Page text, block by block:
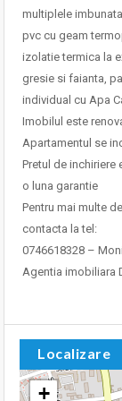
multiplele
pvc cu geam
izolatie termica la
gresie si faianta,
individual cu Apa
Imobilul este
Apartamentul se
Pretul de inchiriere
o luna garantie
Pentru mai multe
contacta la tel:
0746618328 –
Agentia imobiliara
Localizare
+